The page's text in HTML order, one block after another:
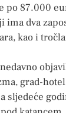
po 87.000
ima dva
kao i
grad-hotel
sljedeće